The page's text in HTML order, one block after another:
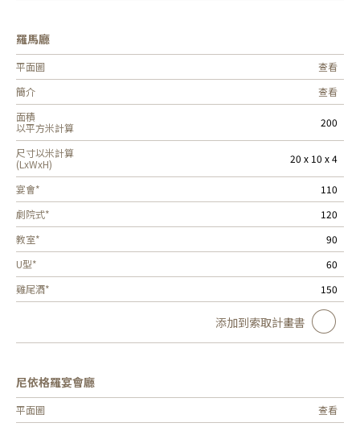
羅馬廳
平面圖
查看
簡介
查看
面積
以平方米計算
200
尺寸以米計算
(LxWxH)
20 x 10 x 4
宴會*
110
劇院式*
120
教室*
90
U型*
60
雞尾酒*
150
添加到索取計畫書
尼依格羅宴會廳
平面圖
查看